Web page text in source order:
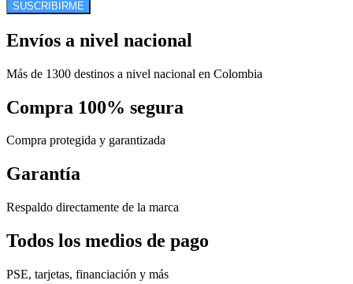
SUSCRIBIRME
Envíos a nivel nacional
Más de 1300 destinos a nivel nacional en Colombia
Compra 100% segura
Compra protegida y garantizada
Garantía
Respaldo directamente de la marca
Todos los medios de pago
PSE, tarjetas, financiación y más